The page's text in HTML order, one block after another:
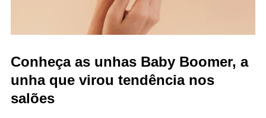
Conheça as unhas Baby Boomer, a
unha que virou tendência nos
salões